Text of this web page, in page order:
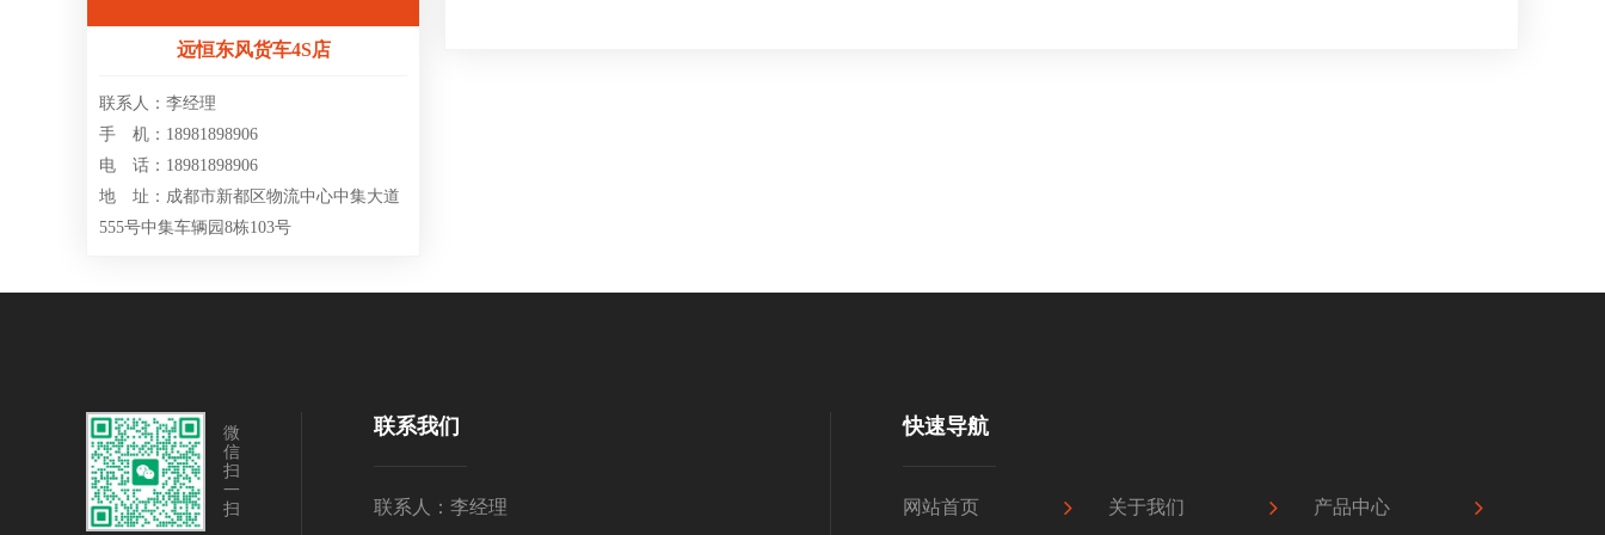
远恒东风货车4S店
联系人：李经理
手 机：18981898906
电 话：18981898906
地 址：成都市新都区物流中心中集大道
555号中集车辆园8栋103号
微
信
扫
一
扫
联系我们
联系人：李经理
快速导航
网站首页 关于我们 产品中心